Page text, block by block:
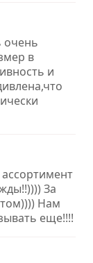
очень
в
и
За
Нам
еще!!!!